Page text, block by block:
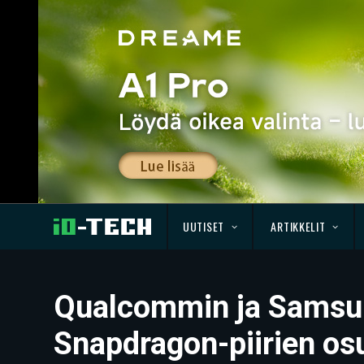
UUTISET ARTIKKELIT
Qualcommin ja
Snapdragon-piirien